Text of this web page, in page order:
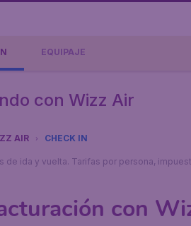
EQUIPAJE
con Wizz Air
AIR CHECK IN
de ida y vuelta. Tarifas por persona,
con